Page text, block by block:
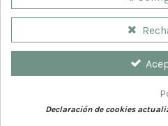
© 2026 Farmaciacia del Teatro.
Declaración de cookies